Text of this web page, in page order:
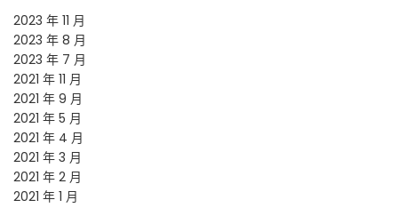
2023 年 11 月
2023 年 8 月
2023 年 7 月
2021 年 11 月
2021 年 9 月
2021 年 5 月
2021 年 4 月
2021 年 3 月
2021 年 2 月
2021 年 1 月